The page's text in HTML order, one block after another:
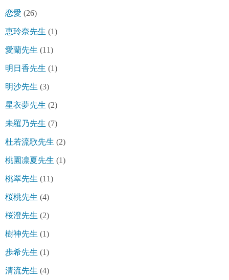
恋愛 (26)
恵玲奈先生 (1)
愛蘭先生 (11)
明日香先生 (1)
明沙先生 (3)
星衣夢先生 (2)
未羅乃先生 (7)
杜若流歌先生 (2)
桃園凛夏先生 (1)
桃翠先生 (11)
桜桃先生 (4)
桜澄先生 (2)
樹神先生 (1)
歩希先生 (1)
清流先生 (4)